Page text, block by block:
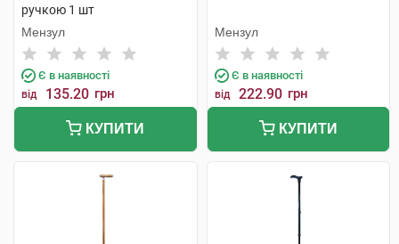
ручкою 1 шт
Мензул
Є в наявності
від 135.20 грн
КУПИТИ
Мензул
Є в наявності
від 222.90 грн
КУПИТИ